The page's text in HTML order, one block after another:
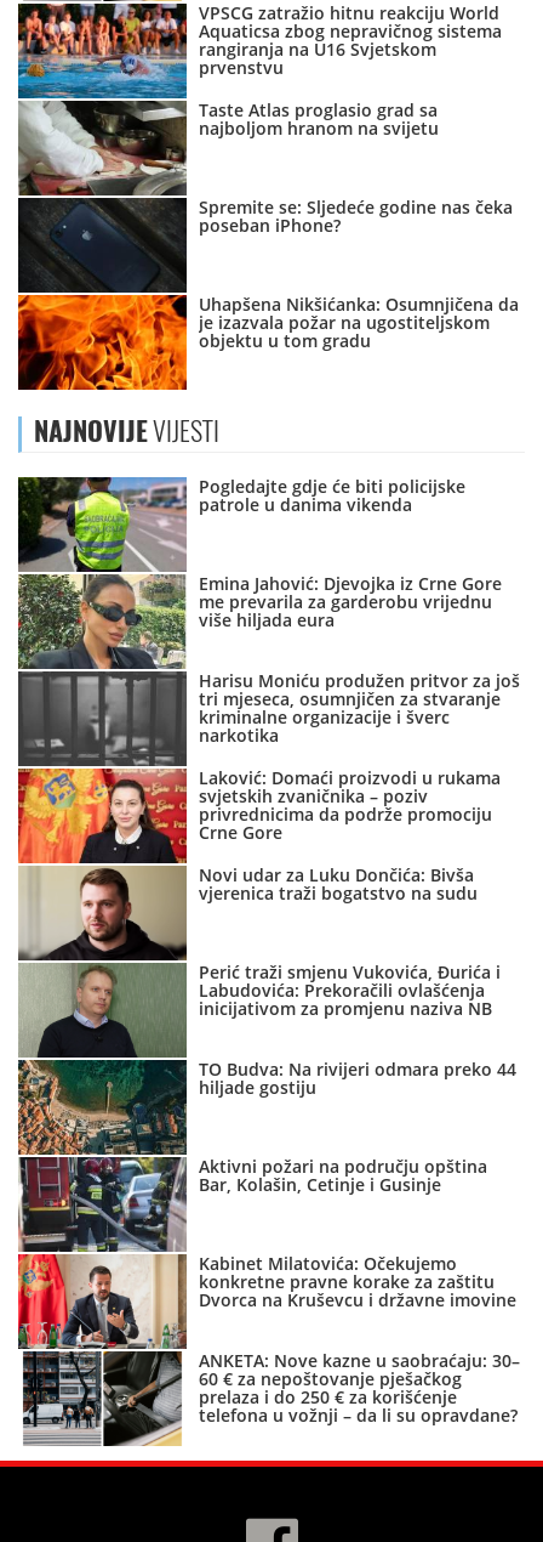
VPSCG zatražio hitnu reakciju World
Aquaticsa zbog nepravičnog sistema
rangiranja na U16 Svjetskom
prvenstvu
Taste Atlas proglasio grad sa
najboljom hranom na svijetu
Spremite se: Sljedeće godine nas čeka
poseban iPhone?
Uhapšena Nikšićanka: Osumnjičena da
je izazvala požar na ugostiteljskom
objektu u tom gradu
NAJNOVIJEVIJESTI
Pogledajte gdje će biti policijske
patrole u danima vikenda
Emina Jahović: Djevojka iz Crne Gore
me prevarila za garderobu vrijednu
više hiljada eura
Harisu Moniću produžen pritvor za još
tri mjeseca, osumnjičen za stvaranje
kriminalne organizacije i šverc
narkotika
Laković: Domaći proizvodi u rukama
svjetskih zvaničnika – poziv
privrednicima da podrže promociju
Crne Gore
Novi udar za Luku Dončića: Bivša
vjerenica traži bogatstvo na sudu
Perić traži smjenu Vukovića, Đurića i
Labudovića: Prekoračili ovlašćenja
inicijativom za promjenu naziva NB
TO Budva: Na rivijeri odmara preko 44
hiljade gostiju
Aktivni požari na području opština
Bar, Kolašin, Cetinje i Gusinje
Kabinet Milatovića: Očekujemo
konkretne pravne korake za zaštitu
Dvorca na Kruševcu i državne imovine
ANKETA: Nove kazne u saobraćaju: 30–
60 € za nepoštovanje pješačkog
prelaza i do 250 € za korišćenje
telefona u vožnji – da li su opravdane?